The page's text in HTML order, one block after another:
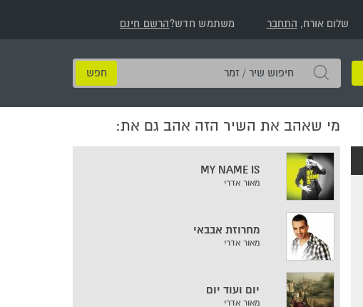
שלום אורח, התחבר משתמש חדש?הרשם חינם
חיפוש
שיר
/
זמרמי שאהב את השיר הזה אהב גם את:
MY NAME IS
מאור אדרי
מחרוזת אבבאי
מאור אדרי
יום ועוד יום
מאור אדרי